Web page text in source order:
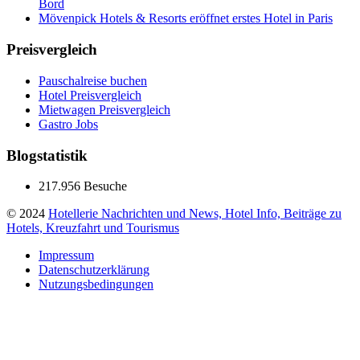
Bord
Mövenpick Hotels & Resorts eröffnet erstes Hotel in Paris
Preisvergleich
Pauschalreise buchen
Hotel Preisvergleich
Mietwagen Preisvergleich
Gastro Jobs
Blogstatistik
217.956 Besuche
© 2024 Hotellerie Nachrichten und News, Hotel Info, Beiträge zu
Hotels, Kreuzfahrt und Tourismus
Impressum
Datenschutzerklärung
Nutzungsbedingungen